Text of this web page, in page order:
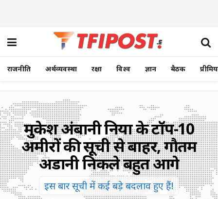
राजनीति अर्थव्यवस्था रक्षा विश्व ज्ञान बैठक
मुकेश अंबानी दुनिया के टॉप-10
अमीरों की सूची से बाहर, गौतम
अडानी निकले बहुत आगे
इस बार सूची में कई बड़े बदलाव हुए हैं!